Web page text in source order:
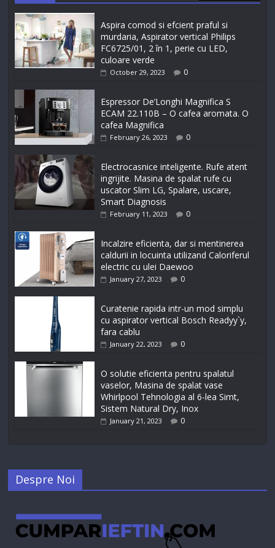
Aspira comod si efcient praful si
murdaria, Aspirator vertical Philips
FC6725/01, 2 în 1, perie cu LED,
culoare verde
October 29, 2023 0
Espressor De’Longhi Magnifica S
ECAM 22.110B – O cafea aromata. O
cafea Magnifica
February 26, 2023 0
Electrocasnice inteligente. Rufe atent
ingrijite. Masina de spalat rufe cu
uscator Slim LG, Spalare, uscare,
Smart Diagnosis
February 11, 2023 0
Incalzire eficienta, dar si mentinerea
caldurii in locuinta utilizand Caloriferul
electric cu ulei Daewoo
January 27, 2023 0
Curatenie rapida intr-un mod simplu
cu aspirator vertical Bosch Readyy`y,
fara cablu
January 22, 2023 0
O solutie eficienta pentru spalatul
vaselor, Masina de spalat vase
Whirlpool Tehnologia al 6-lea Simt,
Sistem Natural Dry, Inox
January 21, 2023 0
Despre Noi